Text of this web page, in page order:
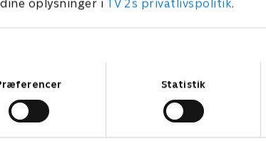
oplysninger i TV 2s privatlivspolitik.
Statistik